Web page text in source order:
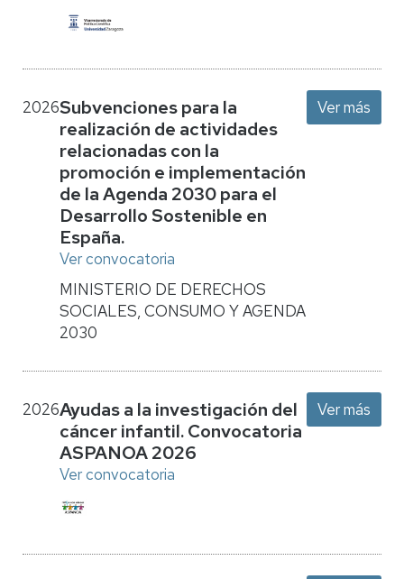
2026Subvenciones para la
realización de actividades
relacionadas con la
promoción e implementación
de la Agenda 2030 para el
Desarrollo Sostenible en
España.
Ver convocatoria
MINISTERIO DE DERECHOS
SOCIALES, CONSUMO Y AGENDA
2030
Ver más
2026Ayudas a la investigación del
cáncer infantil. Convocatoria
ASPANOA 2026
Ver convocatoria
Ver más